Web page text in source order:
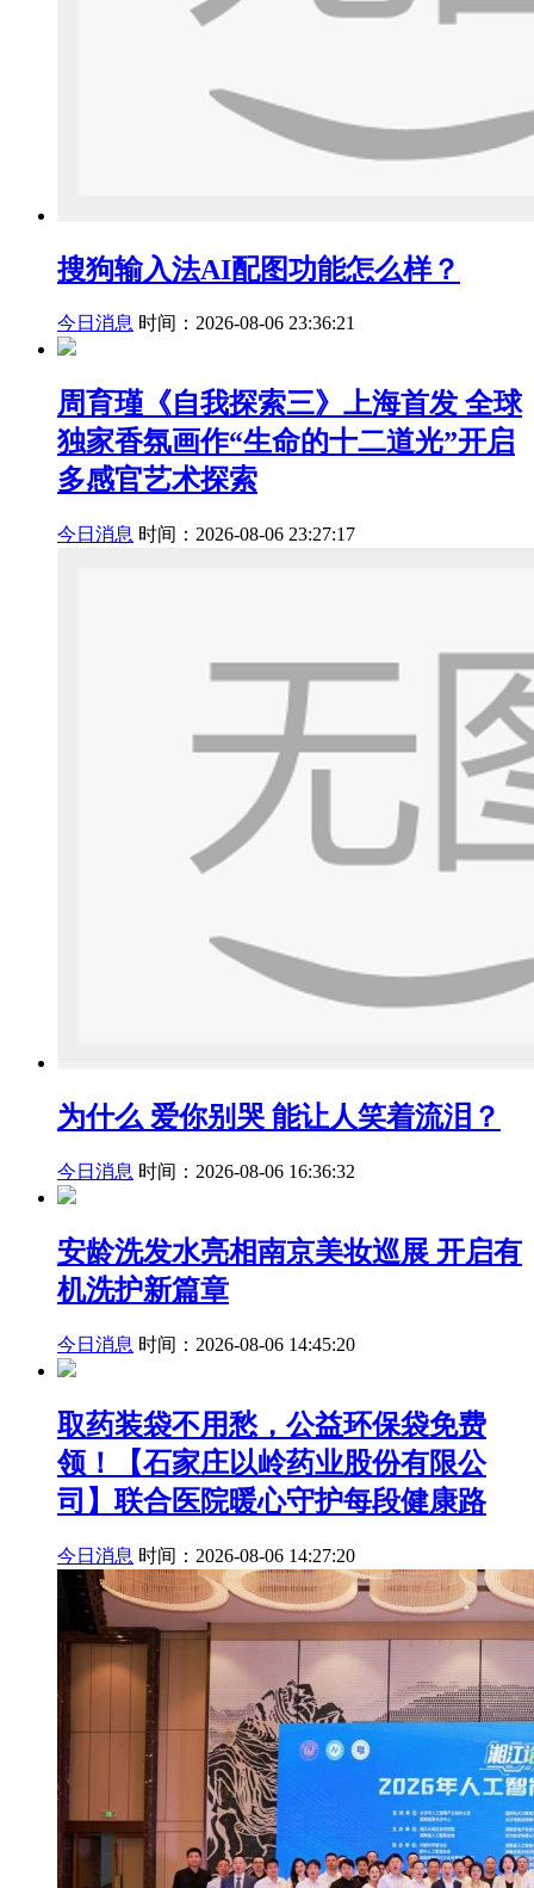
搜狗输入法AI配图功能怎么样？
今日消息 时间：2026-08-06 23:36:21
周育瑾《自我探索三》上海首发 全球
独家香氛画作“生命的十二道光”开启
多感官艺术探索
今日消息 时间：2026-08-06 23:27:17
为什么 爱你别哭 能让人笑着流泪？
今日消息 时间：2026-08-06 16:36:32
安龄洗发水亮相南京美妆巡展 开启有
机洗护新篇章
今日消息 时间：2026-08-06 14:45:20
取药装袋不用愁，公益环保袋免费
领！【石家庄以岭药业股份有限公
司】联合医院暖心守护每段健康路
今日消息 时间：2026-08-06 14:27:20